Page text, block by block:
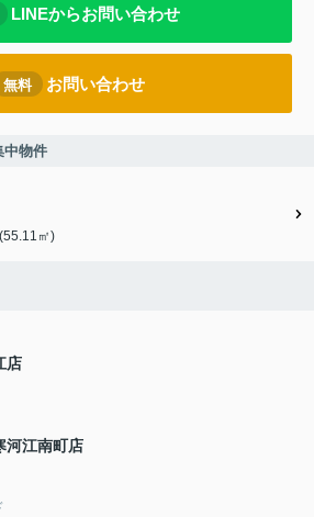
LINEからお問い合わせ
無料 お問い合わせ
中物件
㎡)
店
江南町店